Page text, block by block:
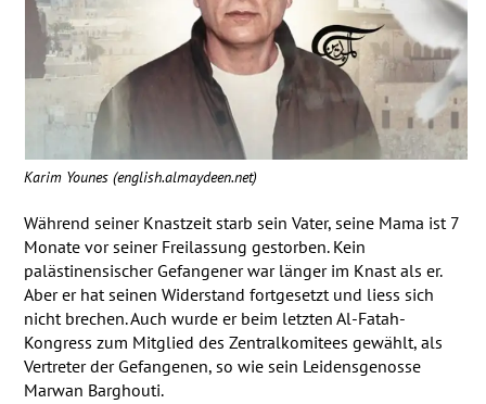
Karim Younes (english.almaydeen.net)
Während seiner Knastzeit starb sein Vater, seine Mama ist 7
Monate vor seiner Freilassung gestorben. Kein
palästinensischer Gefangener war länger im Knast als er.
Aber er hat seinen Widerstand fortgesetzt und liess sich
nicht brechen. Auch wurde er beim letzten Al-Fatah-
Kongress zum Mitglied des Zentralkomitees gewählt, als
Vertreter der Gefangenen, so wie sein Leidensgenosse
Marwan Barghouti.